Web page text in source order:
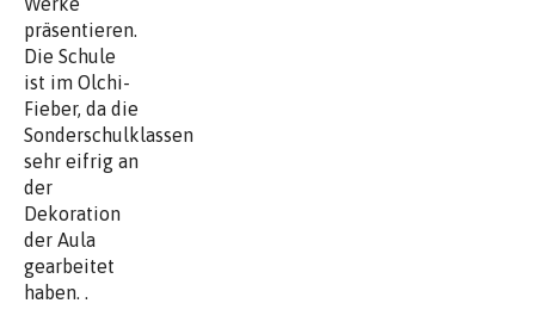
präsentieren.
Die Schule
ist im Olchi-
Fieber, da die
Sonderschulklassen
sehr eifrig an
der
Dekoration
der Aula
gearbeitet
haben. .